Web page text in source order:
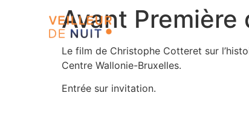
Avant Première
Le film de Christophe Cotteret sur
Centre Wallonie-Bruxelles.
Entrée sur invitation.